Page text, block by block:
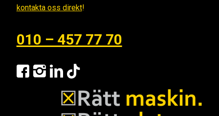
kontakta oss direkt!
010 – 457 77 70